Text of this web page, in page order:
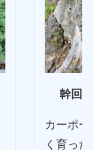
幹回
カーポ
く育っ